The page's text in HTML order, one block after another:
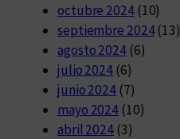
octubre 2024(10)
septiembre 2024(13)
agosto 2024(6)
julio 2024 (6)
junio 2024 (7)
mayo 2024 (10)
abril 2024 (3)